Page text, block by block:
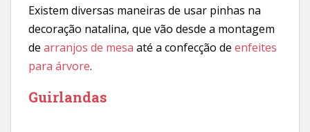
Existem diversas maneiras de usar pinhas na
decoração natalina, que vão desde a montagem
de arranjos de mesa até a confecção de enfeites
para árvore.
Guirlandas